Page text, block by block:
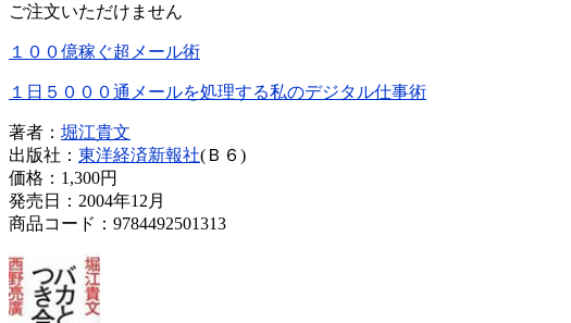
ご注文いただけません
１００億稼ぐ超メール術
１日５０００通メールを処理する私のデジタル仕事術
著者： 堀江貴文
出版社： 東洋経済新報社(Ｂ６)
価格： 1,300円
発売日：2004年12月
商品コード：9784492501313